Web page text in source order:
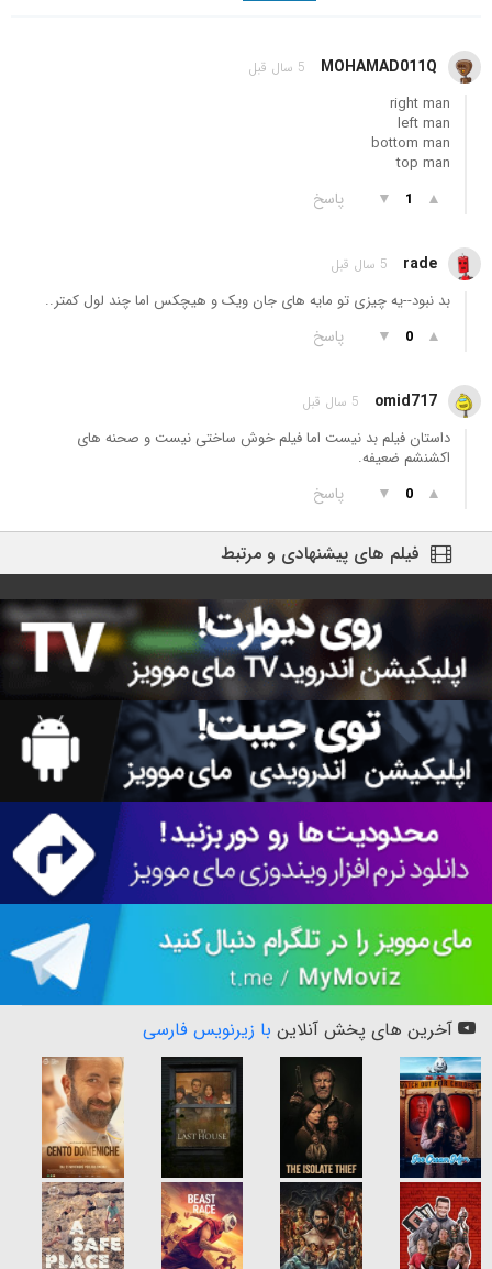
MOHAMAD011Q 5 سال قبل
right man
left man
bottom man
top man
▲
1
▼ پاسخ
rade 5 سال قبل
بد نبود--یه چیزی تو مایه های جان ویک و هیچکس اما چند لول کمتر..
▲
0
▼ پاسخ
omid717 5 سال قبل
داستان فیلم بد نیست اما فیلم خوش ساختی نیست و صحنه های
اکشنشم ضعیفه.
▲
0
▼ پاسخ
فیلم های پیشنهادی و مرتبط
آخرین های پخش آنلاین با زیرنویس فارسی